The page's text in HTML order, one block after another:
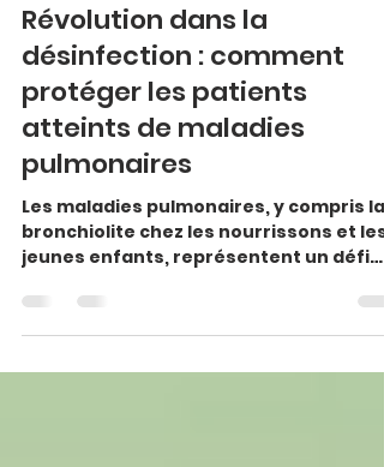
Didier Lopez
16 déc. 2023
2 min de lecture
Révolution dans la
désinfection : comment
protéger les patients
atteints de maladies
pulmonaires
Les maladies pulmonaires, y compris la
jeunes enfants, représentent un défi
majeur pour les...